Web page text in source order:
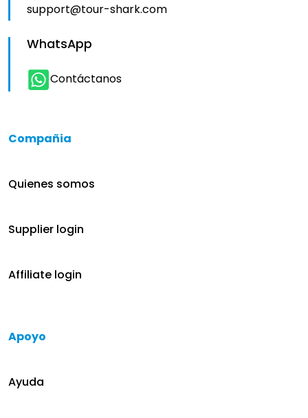
support@tour-shark.com
WhatsApp
Contáctanos
Compañia
Quienes somos
Supplier login
Affiliate login
Apoyo
Ayuda